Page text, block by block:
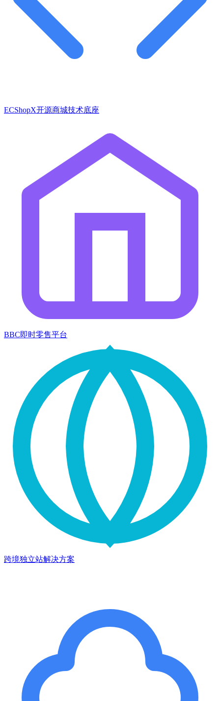
ECShopX开源商城技术底座
BBC即时零售平台
跨境独立站解决方案